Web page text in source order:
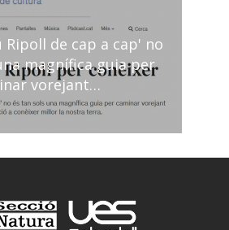
de cap a cap' no
magnífica guia per
vorejant…